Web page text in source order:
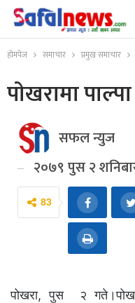
होमपेज समाचार प्रमुख समाचार
पाेखरामा
सफल न्युज
२०७९ पुस २
83
पोखरा, पुस २